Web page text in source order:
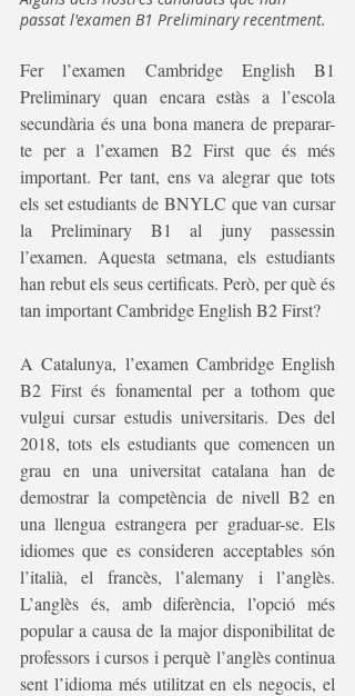
passat l'examen B1 Preliminary recentment.
Fer l’examen Cambridge English B1
Preliminary quan encara estàs a l’escola
secundària és una bona manera de preparar-
te per a l’examen B2 First que és més
important. Per tant, ens va alegrar que tots
els set estudiants de BNYLC que van cursar
la Preliminary B1 al juny passessin
l’examen. Aquesta setmana, els estudiants
han rebut els seus certificats. Però, per què és
tan important Cambridge English B2 First?
A Catalunya, l’examen Cambridge English
B2 First és fonamental per a tothom que
vulgui cursar estudis universitaris. Des del
2018, tots els estudiants que comencen un
grau en una universitat catalana han de
demostrar la competència de nivell B2 en
una llengua estrangera per graduar-se. Els
idiomes que es consideren acceptables són
l’italià, el francès, l’alemany i l’anglès.
L’anglès és, amb diferència, l’opció més
popular a causa de la major disponibilitat de
professors i cursos i perquè l’anglès continua
sent l’idioma més utilitzat en els negocis, el